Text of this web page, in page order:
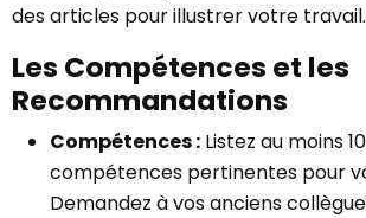
des articles pour illustrer votre travail.
Les Compétences et les
Recommandations
Compétences : Listez au moins
compétences pertinentes pour
Demandez à vos anciens